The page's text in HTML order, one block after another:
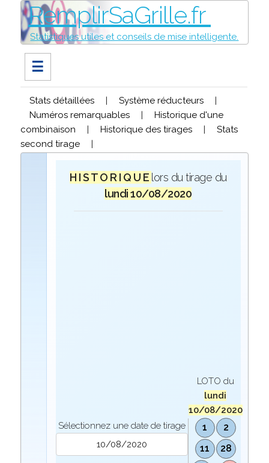
RemplirSaGrille.fr
Statistiques utiles et conseils de mise intelligente.
☰
Stats détaillées | Système réducteurs
|
Numéros remarquables
|
Historique d'une
combinaison
| Historique des tirages |
Stats
second tirage
|
H I S T O R I Q U E lors du tirage du
lundi 10/08/2020
Sélectionnez une date de tirage
LOTO du
lundi
10/08/2020
1
2
11
28